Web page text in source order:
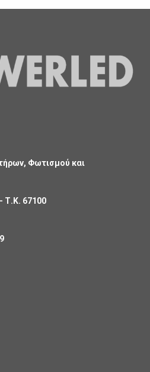
Φωτισμού και
Τ.Κ. 67100